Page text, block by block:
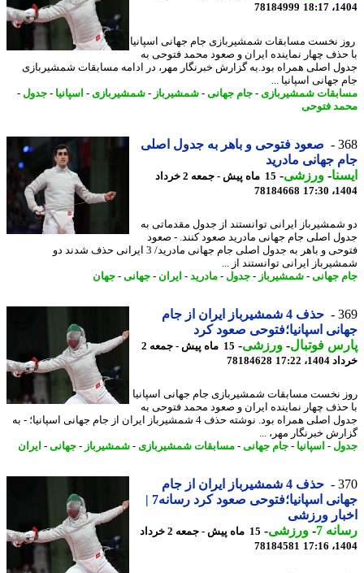
78184999
نخست مسابقات شمشیربازی جام جهانی اسپانیا
چهار نماینده ایران و صعود محمد فتوحی به
اصلی همراه بود.به گزارش خبرنگار مهر، در ادامه مسابقات شمشیربازی
جهانی اسپانیا ...
شمشیربازی - جام جهانی-شمشیرباز- شمشیربازی - اسپانیا-جدول-
فتوحی
صعود فتوحی و باهر به جدول اصلی
جهانی مادرید
-ورزشی-
15 ماه پیش - جمعه 2 خرداد
78184668
ایرانی توانستند از جدول مقدماتی به
اصلی جام جهانی مادرید صعود کنند. - صعود
فتوحی و باهر به جدول اصلی جام جهانی مادرید/ 3 ایرانی حذف شدند دو
ایرانی توانستند از ...
جهانی-شمشیرباز- جدول-مادرید- ایران - جهانی-جهان
حذف 4 شمشیرباز ایران از جام
اسپانیا؛فتوحی صعود کرد
فوتبال-ورزشی-
15 ماه پیش - جمعه 2
17:22
78184628
نخست مسابقات شمشیربازی جام جهانی اسپانیا
چهار نماینده ایران و صعود محمد فتوحی به
جدول اصلی همراه بود. نوشته حذف 4 شمشیرباز ایران از جام جهانی اسپانیا؛ - به
خبرنگار مهر، ...
-اسپانیا-جام جهانی-مسابقات شمشیربازی - شمشیرباز- جهانی-ایران
حذف 4 شمشیرباز ایران از جام
جهانی اسپانیا؛فتوحی صعود کرد رسانه7 |
ورزشی
7
-ورزشی-
15 ماه پیش - جمعه 2 خرداد
78184581